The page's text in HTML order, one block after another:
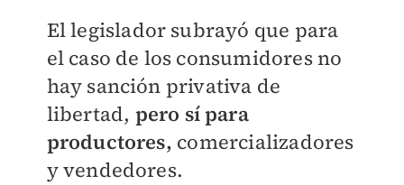
El legislador subrayó que para
el caso de los consumidores no
hay sanción privativa de
libertad, pero sí para
productores, comercializadores
y vendedores.